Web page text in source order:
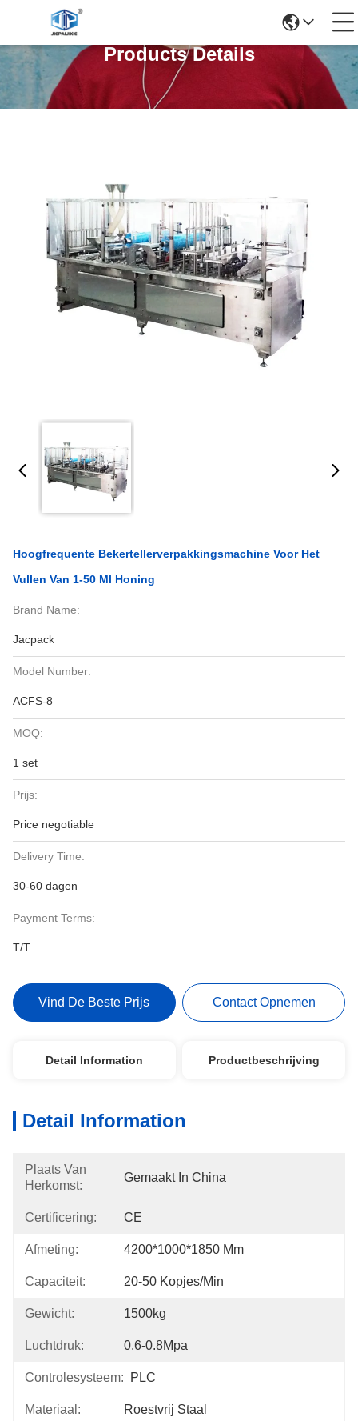
Products Details
Hoogfrequente Bekertellerverpakkingsmachine Voor Het
Vullen Van 1-50 Ml Honing
Brand Name:
Jacpack
Model Number:
ACFS-8
MOQ:
1 set
Prijs:
Price negotiable
Delivery Time:
30-60 dagen
Payment Terms:
T/T
Vind De Beste Prijs Contact Opnemen
Detail Information Productbeschrijving
Detail Information
Plaats Van
Herkomst:
Gemaakt In China
Certificering: CE
Afmeting: 4200*1000*1850 Mm
Capaciteit: 20-50 Kopjes/min
Gewicht: 1500kg
Luchtdruk: 0.6-0.8Mpa
Controlesysteem: PLC
Materiaal: Roestvrij Staal